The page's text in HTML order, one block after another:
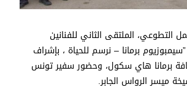
نظم مركز لبنان للعمل التطوعي، الملتقى الثاني ‎للفنانين
التشكيليين بعنوان ‎”سيمبوزيوم برمانا – نرسم للحياة ، بإشراف
برمانا هاي سكول، وحضور سفير تونس
ميسر الرواس الجابر.